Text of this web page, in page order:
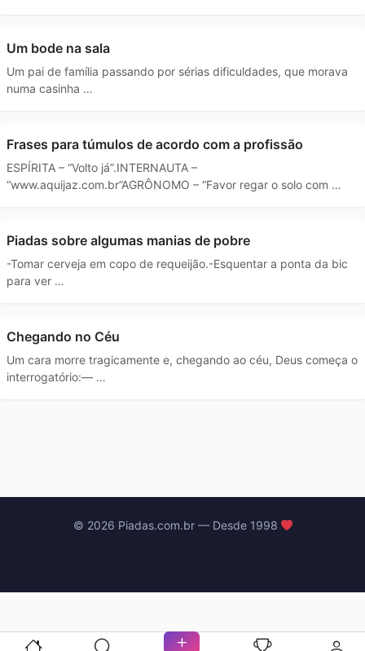
Um bode na sala
Um pai de família passando por sérias dificuldades, que morava
numa casinha …
Frases para túmulos de acordo com a profissão
ESPÍRITA – “Volto já”.INTERNAUTA –
“www.aquijaz.com.br”AGRÔNOMO – “Favor regar o solo com …
Piadas sobre algumas manias de pobre
-Tomar cerveja em copo de requeijão.-Esquentar a ponta da bic
para ver …
Chegando no Céu
Um cara morre tragicamente e, chegando ao céu, Deus começa o
interrogatório:— …
© 2026 Piadas.com.br — Desde 1998